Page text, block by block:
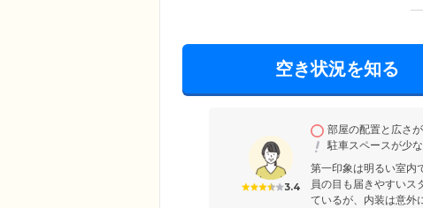
空き状況を知る
3.4
部屋の配置と広さ
駐車スペースが少
第一印象は明るい室内
員の目も届きやすいス
ているが、内装は意外